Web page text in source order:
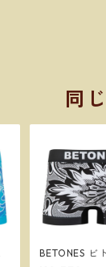
同
BETONES ビ